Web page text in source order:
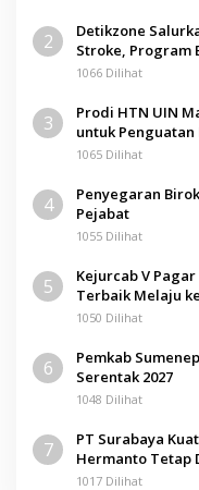
2
Detikzone
Stroke, Program
1066 Dilihat
3
Prodi HTN UIN
untuk Penguatan
1065 Dilihat
4
Penyegaran
Pejabat
1055 Dilihat
5
Kejurcab V
Terbaik Melaju
1050 Dilihat
6
Pemkab
Serentak 2027
1048 Dilihat
7
PT Surabaya
Hermanto Tetap
Pamolokan
1017 Dilihat